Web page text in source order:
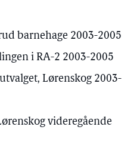
barnehage 2003-2005
i RA-2 2003-2005
Lørenskog 2003-
videregående